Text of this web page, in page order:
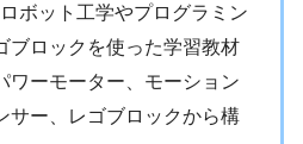
ボット工学やプログラミン
ブロックを使った学習教材
ワーモーター、モーション
サー、レゴブロックから構